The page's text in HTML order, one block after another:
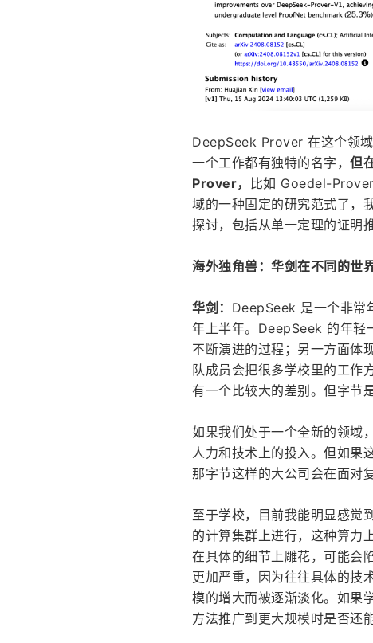
DeepSeek Prover 在这个领
一个工作都有独特的名字， 但
Prover，
比如 Goedel-
域的一种固定的研究范式了，
探讨，包括从单一定理的证明
海外独角兽：华剑在不同的世
华剑： DeepSeek 是一个非常
年上半年。DeepSeek 的年轻
不断演进的过程；另一方面体
队成员会把很多学校里的工作
有一个比较大的差别。但字节
如果我们处于一个全新的领域
人力和技术上的投入。但如果
那字节这样的大公司会在面对
至于学校，目前我能明显感觉
的计算集群上进行，这种算力
在具体的细节上雕花，可能会
更加严重，因为往往具体的技
模的增大而被逐渐淡化。如果
方法推广到更大规模时是否还